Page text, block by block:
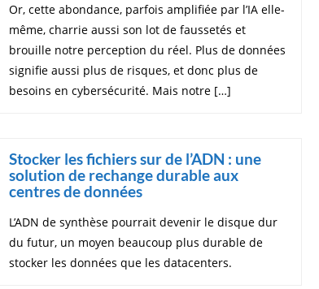
Or, cette abondance, parfois amplifiée par l’IA elle-
même, charrie aussi son lot de faussetés et
brouille notre perception du réel. Plus de données
signifie aussi plus de risques, et donc plus de
besoins en cybersécurité. Mais notre […]
Stocker les fichiers sur de l’ADN : une
solution de rechange durable aux
centres de données
L’ADN de synthèse pourrait devenir le disque dur
du futur, un moyen beaucoup plus durable de
stocker les données que les datacenters.